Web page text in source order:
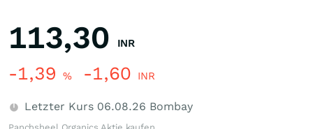
113,30 INR
-1,39 % -1,60 INR
Letzter Kurs 06.08.26 Bombay